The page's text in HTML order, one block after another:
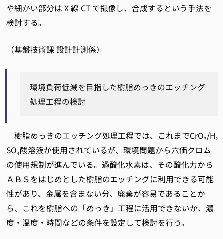
や細かい部分は X 線 CT で撮像し、合成するという手法を
検討する。
（基盤技術課 設計計測係）
環境負荷低減を目指した樹脂めっきのエッチング
処理工程の検討
樹脂めっきのエッチング処理工程では、これまでCrO₃/H₂
SO₄酸溶液が使用されているが、環境問題から六価クロム
の使用規制が進んでいる。過酸化水素は、その酸化力から
ＡＢＳをはじめとした樹脂のエッチングに利用できる可能
性があり、金属を含まない分、廃棄が容易であることか
ら、これを樹脂への「めっき」工程に活用できないか、濃
度・温度・時間などの条件を設定して検討を行う。